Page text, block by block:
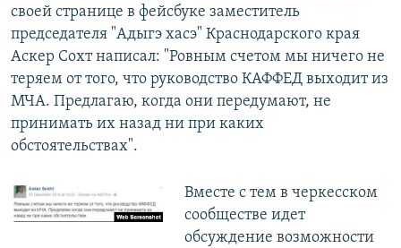
своей странице в фейсбуке заместитель
председателя "Адыгэ хасэ" Краснодарского края
Аскер Сохт написал: "Ровным счетом мы ничего не
теряем от того, что руководство КАФФЕД выходит из
МЧА. Предлагаю, когда они передумают, не
принимать их назад ни при каких
обстоятельствах".
Вместе с тем в черкесском
сообществе идет
обсуждение возможности